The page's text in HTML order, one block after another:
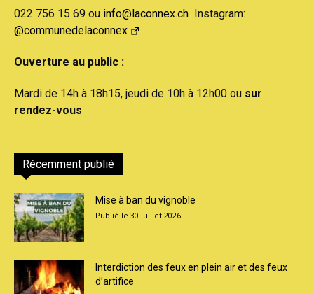
022 756 15 69 ou info@laconnex.ch Instagram:
@communedelaconnex
Ouverture au public :
Mardi de 14h à 18h15, jeudi de 10h à 12h00 ou sur
rendez-vous
Récemment publié
Mise à ban du vignoble
30 juillet 2026
Interdiction des feux en plein air et des feux
d’artifice